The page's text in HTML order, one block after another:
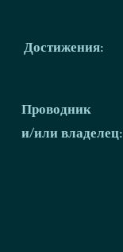
Достижения:
Проводник
и/или владелец: